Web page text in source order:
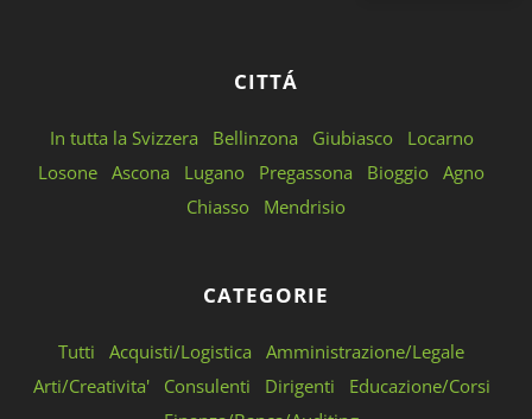
CITTÁ
In tutta la Svizzera Bellinzona Giubiasco
Locarno
Losone Ascona Lugano Pregassona Bioggio Agno
Chiasso
Mendrisio
CATEGORIE
Tutti Acquisti/Logistica
Amministrazione/Legale
Arti/Creativita'
Consulenti Dirigenti
Educazione/Corsi